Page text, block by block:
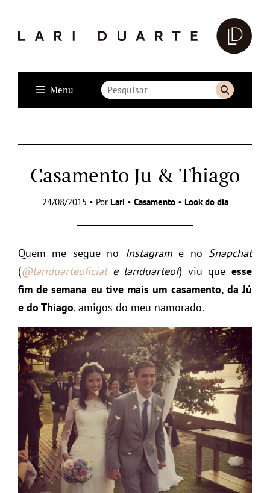
Menu
Casamento Ju & Thiago
24/08/2015 • Por Lari • Casamento• Look do dia
Quem me segue no Instagrame no Snapchat
(@lariduarteoficiale lariduarteof) viu queesse
fim de semana eu tive mais um casamento, da Jú
e do Thiago, amigos do meu namorado.